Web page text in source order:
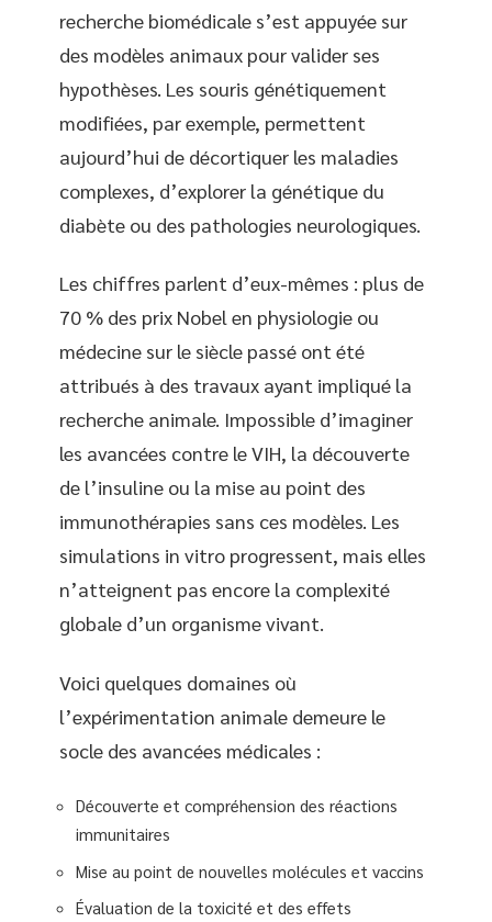
recherche biomédicale s’est appuyée sur
des modèles animaux pour valider ses
hypothèses. Les souris génétiquement
modifiées, par exemple, permettent
aujourd’hui de décortiquer les maladies
complexes, d’explorer la génétique du
diabète ou des pathologies neurologiques.
Les chiffres parlent d’eux-mêmes : plus de
70 % des prix Nobel en physiologie ou
médecine sur le siècle passé ont été
attribués à des travaux ayant impliqué la
recherche animale. Impossible d’imaginer
les avancées contre le VIH, la découverte
de l’insuline ou la mise au point des
immunothérapies sans ces modèles. Les
simulations in vitro progressent, mais elles
n’atteignent pas encore la complexité
globale d’un organisme vivant.
Voici quelques domaines où
l’expérimentation animale demeure le
socle des avancées médicales :
Découverte et compréhension des réactions
immunitaires
Mise au point de nouvelles molécules et vaccins
Évaluation de la toxicité et des effets